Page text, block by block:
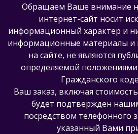
Обращаем Ваше внимание
интернет-сайт носит
информационный характер и
информационные материалы
на сайте, не являются
определяемой положениями
Гражданского
Ваш заказ, включая
будет подтвержден
посредством телефонного
указанный Вами